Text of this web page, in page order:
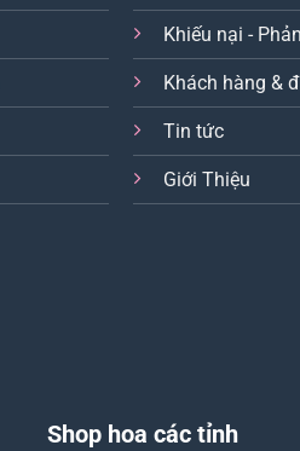
Khiếu nại -
Khách hàng &
Tin tức
Giới Thiệu
Shop hoa các tỉnh